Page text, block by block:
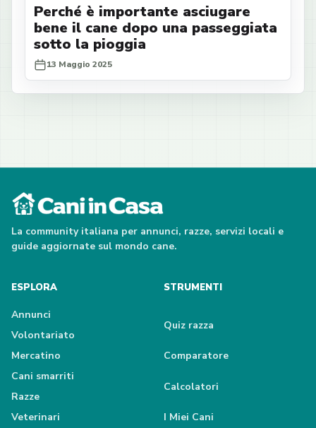
Perché è importante asciugare
bene il cane dopo una passeggiata
sotto la pioggia
13 Maggio 2025
La community italiana per annunci, razze, servizi locali e
guide aggiornate sul mondo cane.
ESPLORA
Annunci
Volontariato
Mercatino
Cani smarriti
Razze
Veterinari
STRUMENTI
Quiz razza
Comparatore
Calcolatori
I Miei Cani